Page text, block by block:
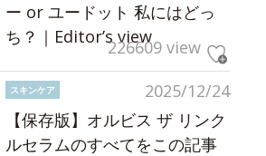
ー or ユードット 私にはどっ
ち？｜Editor’s view226609 view
2025/12/24
スキンケア
【保存版】オルビス ザ リンク
ルセラムのすべてをこの記事